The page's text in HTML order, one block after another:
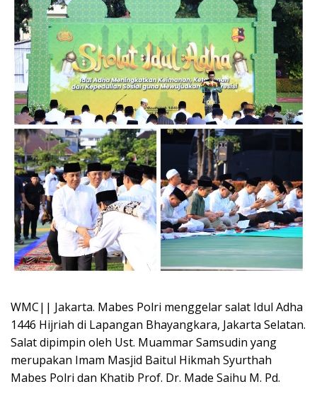
WMC|| Jakarta. Mabes Polri menggelar salat Idul Adha
1446 Hijriah di Lapangan Bhayangkara, Jakarta Selatan.
Salat dipimpin oleh Ust. Muammar Samsudin yang
merupakan Imam Masjid Baitul Hikmah Syurthah
Mabes Polri dan Khatib Prof. Dr. Made Saihu M. Pd.